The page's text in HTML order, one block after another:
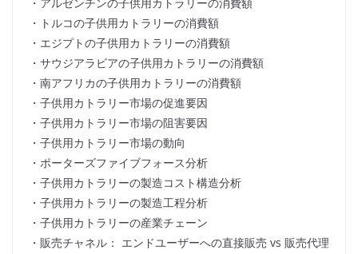
・トルコの子供用カトラリーの消費額
・エジプトの子供用カトラリーの消費額
・サウジアラビアの子供用カトラリーの消費額
・南アフリカの子供用カトラリーの消費額
・子供用カトラリー市場の促進要因
・子供用カトラリー市場の阻害要因
・子供用カトラリー市場の動向
・ポーターズファイブフォース分析
・子供用カトラリーの製造コスト構造分析
・子供用カトラリーの製造工程分析
・子供用カトラリーの産業チェーン
・販売チャネル： エンドユーザーへの直接販売 vs 販売代理